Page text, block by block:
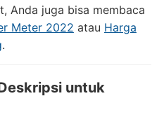
Anda juga bisa membaca
Meter 2022 atau Harga
.
untuk